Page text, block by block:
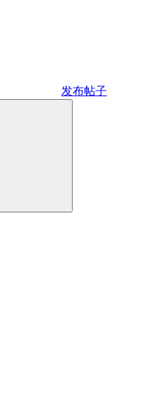
发布帖子